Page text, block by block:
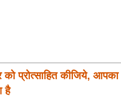
प्रोत्साहित कीजिये, आपका
है